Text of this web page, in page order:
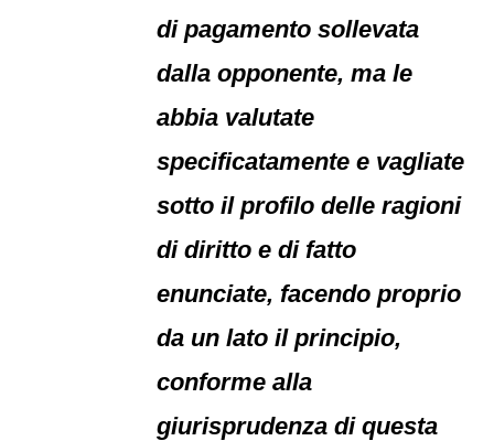
di pagamento sollevata
dalla opponente, ma le
abbia valutate
specificatamente e vagliate
sotto il profilo delle ragioni
di diritto e di fatto
enunciate, facendo proprio
da un lato il principio,
conforme alla
giurisprudenza di questa